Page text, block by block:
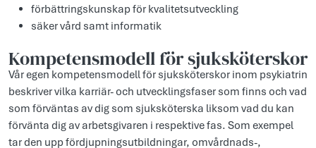
förbättringskunskap för kvalitetsutveckling
säker vård samt informatik
Kompetensmodell för sjuksköterskor
Vår egen kompetensmodell för sjuksköterskor inom psykiatrin
beskriver vilka karriär- och utvecklingsfaser som finns och vad
som förväntas av dig som sjuksköterska liksom vad du kan
förvänta dig av arbetsgivaren i respektive fas. Som exempel
tar den upp fördjupningsutbildningar, omvårdnads-,